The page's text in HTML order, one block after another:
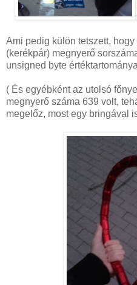
Ami pedig külön tetszett,
(kerékpár) megnyerő
unsigned byte
( És egyébként az utolsó
megnyerő száma 639 volt,
megelőz, most egy bringával